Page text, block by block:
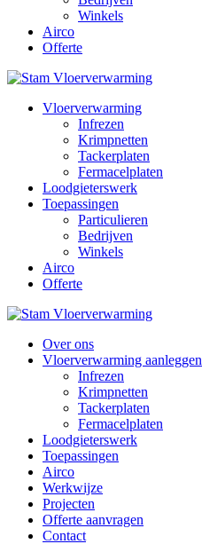
Winkels
Airco
Offerte
Vloerverwarming
Infrezen
Krimpnetten
Tackerplaten
Fermacelplaten
Loodgieterswerk
Toepassingen
Particulieren
Bedrijven
Winkels
Airco
Offerte
Over ons
Vloerverwarming aanleggen
Infrezen
Krimpnetten
Tackerplaten
Fermacelplaten
Loodgieterswerk
Toepassingen
Airco
Werkwijze
Projecten
Offerte aanvragen
Contact